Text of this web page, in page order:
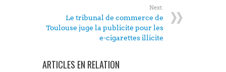
Next:
Le tribunal de commerce de
Toulouse juge la publicité pour les
e-cigarettes illicite
ARTICLES EN RELATION